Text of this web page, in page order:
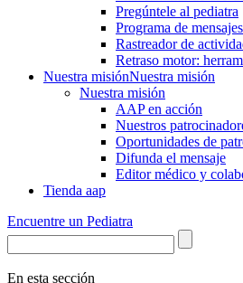
Pregúntele al pediatra
Programa de
Rastre​​ador de
Retraso motor:
Nuestra misiónNuestra misión
Nuestra misión
AAP en acción
Nuestros
Oportunidades de
Difunda el mensaje
Editor médico y
Tienda aap
Encuentre un Pediatra
En esta sección